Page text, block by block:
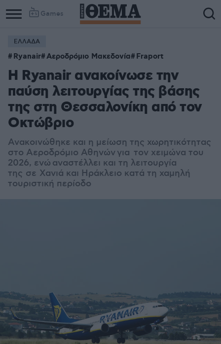
Games
ΕΛΛΑΔΑ
Ryanair Αεροδρόμιο Μακεδονία Fraport
Η Ryanair ανακοίνωσε την
παύση λειτουργίας της βάσης
της στη Θεσσαλονίκη από τον
Οκτώβριο
Ανακοινώθηκε και η μείωση της χωρητικότητας
στο Αεροδρόμιο Αθηνών για τον χειμώνα του
2026, ενώ αναστέλλει και τη λειτουργία
της σε Χανιά και Ηράκλειο κατά τη χαμηλή
τουριστική περίοδο